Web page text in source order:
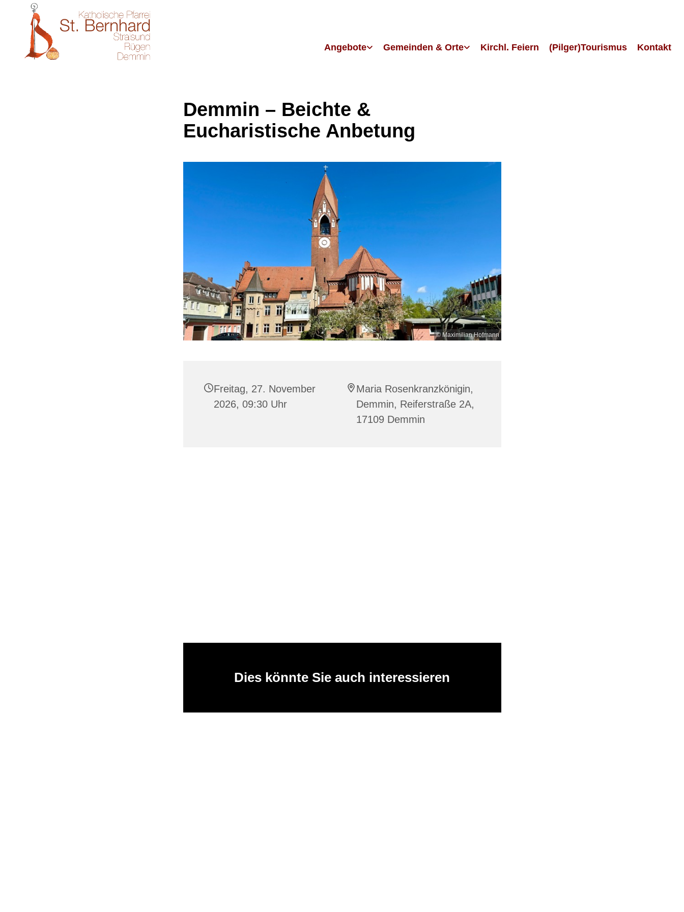
Angebote Gemeinden & Orte Kirchl. Feiern (Pilger)Tourismus Kontakt
Demmin – Beichte &
Eucharistische Anbetung
© Maximilian Hofmann
Freitag, 27. November
2026, 09:30 Uhr
Maria Rosenkranzkönigin,
Demmin, Reiferstraße 2A,
17109 Demmin
Dies könnte Sie auch interessieren